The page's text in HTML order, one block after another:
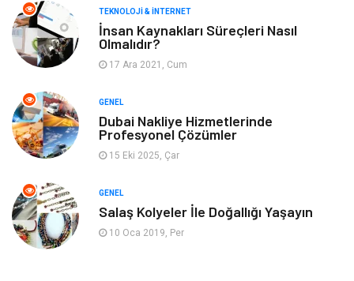
Gayrimenkul Spor
Finans& Ekonomi Anne & Çocuk
Genel Kültür
Ev İşleri
Mobilya
Astroloji
TEKNOLOJI & İNTERNET
İnsan Kaynakları Süreçleri Nasıl
Olmalıdır?
17 Ara 2021, Cum
GENEL
Dubai Nakliye Hizmetlerinde
Profesyonel Çözümler
15 Eki 2025, Çar
GENEL
Salaş Kolyeler İle Doğallığı Yaşayın
10 Oca 2019, Per